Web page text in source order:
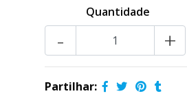
Quantidade
+
-
Partilhar: